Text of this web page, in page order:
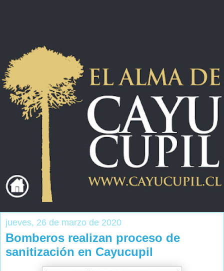
jueves, 26 de marzo de 2020
Bomberos realizan proceso de
sanitización en Cayucupil